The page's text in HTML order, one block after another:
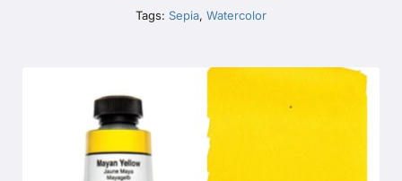
Tags: Sepia, Watercolor